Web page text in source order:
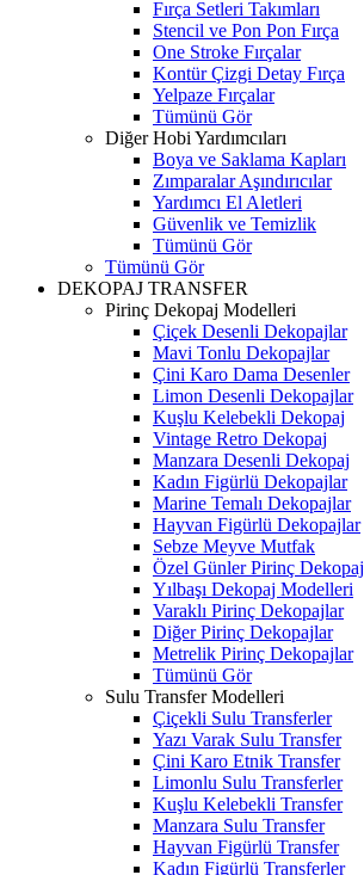
Fırça Setleri Takımları
Stencil ve Pon Pon Fırça
One Stroke Fırçalar
Kontür Çizgi Detay Fırça
Yelpaze Fırçalar
Tümünü Gör
Diğer Hobi Yardımcıları
Boya ve Saklama Kapları
Zımparalar Aşındırıcılar
Yardımcı El Aletleri
Güvenlik ve Temizlik
Tümünü Gör
Tümünü Gör
DEKOPAJ TRANSFER
Pirinç Dekopaj Modelleri
Çiçek Desenli Dekopajlar
Mavi Tonlu Dekopajlar
Çini Karo Dama Desenler
Limon Desenli Dekopajlar
Kuşlu Kelebekli Dekopaj
Vintage Retro Dekopaj
Manzara Desenli Dekopaj
Kadın Figürlü Dekopajlar
Marine Temalı Dekopajlar
Hayvan Figürlü Dekopajlar
Sebze Meyve Mutfak
Özel Günler Pirinç Dekopaj
Yılbaşı Dekopaj Modelleri
Varaklı Pirinç Dekopajlar
Diğer Pirinç Dekopajlar
Metrelik Pirinç Dekopajlar
Tümünü Gör
Sulu Transfer Modelleri
Çiçekli Sulu Transferler
Yazı Varak Sulu Transfer
Çini Karo Etnik Transfer
Limonlu Sulu Transferler
Kuşlu Kelebekli Transfer
Manzara Sulu Transfer
Hayvan Figürlü Transfer
Kadın Figürlü Transferler